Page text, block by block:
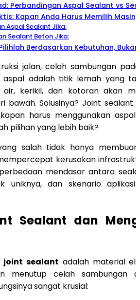
Perbandingan Aspal Sealant vs
Kapan Anda Harus Memilih
Aspal Sealant Jika:
Sealant Beton Jika:
Berdasarkan Kebutuhan,
jalan, celah sambungan
adalah titik lemah yang
kerikil, dan kotoran akan
bawah. Solusinya? Joint sealant.
harus menggunakan
pilihan yang lebih baik?
salah tidak hanya
kerusakan
mendasar antara
uniknya, dan skenario
Sealant dan
joint sealant adalah material
menutup celah sambungan
sangat krusial: